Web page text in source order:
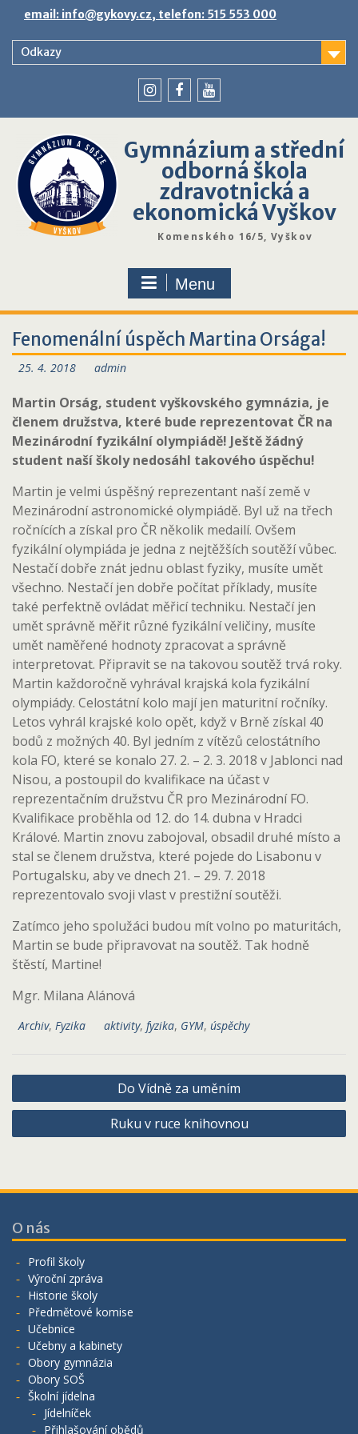
content
email: info@gykovy.cz, telefon: 515 553 000
Odkazy
Gymnázium a střední
odborná škola
zdravotnická a
ekonomická Vyškov
Komenského 16/5, Vyškov
Menu
Fenomenální úspěch Martina Orsága!
25. 4. 2018 admin
Martin Orság, student vyškovského gymnázia, je
členem družstva, které bude reprezentovat ČR na
Mezinárodní fyzikální olympiádě! Ještě žádný
student naší školy nedosáhl takového úspěchu!
Martin je velmi úspěšný reprezentant naší země v
Mezinárodní astronomické olympiádě. Byl už na třech
ročnících a získal pro ČR několik medailí. Ovšem
fyzikální olympiáda je jedna z nejtěžších soutěží vůbec.
Nestačí dobře znát jednu oblast fyziky, musíte umět
všechno. Nestačí jen dobře počítat příklady, musíte
také perfektně ovládat měřicí techniku. Nestačí jen
umět správně měřit různé fyzikální veličiny, musíte
umět naměřené hodnoty zpracovat a správně
interpretovat. Připravit se na takovou soutěž trvá roky.
Martin každoročně vyhrával krajská kola fyzikální
olympiády. Celostátní kolo mají jen maturitní ročníky.
Letos vyhrál krajské kolo opět, když v Brně získal 40
bodů z možných 40. Byl jedním z vítězů celostátního
kola FO, které se konalo 27. 2. – 2. 3. 2018 v Jablonci nad
Nisou, a postoupil do kvalifikace na účast v
reprezentačním družstvu ČR pro Mezinárodní FO.
Kvalifikace proběhla od 12. do 14. dubna v Hradci
Králové. Martin znovu zabojoval, obsadil druhé místo a
stal se členem družstva, které pojede do Lisabonu v
Portugalsku, aby ve dnech 21. – 29. 7. 2018
reprezentovalo svoji vlast v prestižní soutěži.
Zatímco jeho spolužáci budou mít volno po maturitách,
Martin se bude připravovat na soutěž. Tak hodně
štěstí, Martine!
Mgr. Milana Alánová
Archiv, Fyzika aktivity, fyzika, GYM, úspěchy
Navigace
pro
Do Vídně za uměním
Ruku v ruce knihovnou
O nás
Profil školy
Výroční zpráva
Historie školy
Předmětové komise
Učebnice
Učebny a kabinety
Obory gymnázia
Obory SOŠ
Školní jídelna
Jídelníček
Přihlašování obědů